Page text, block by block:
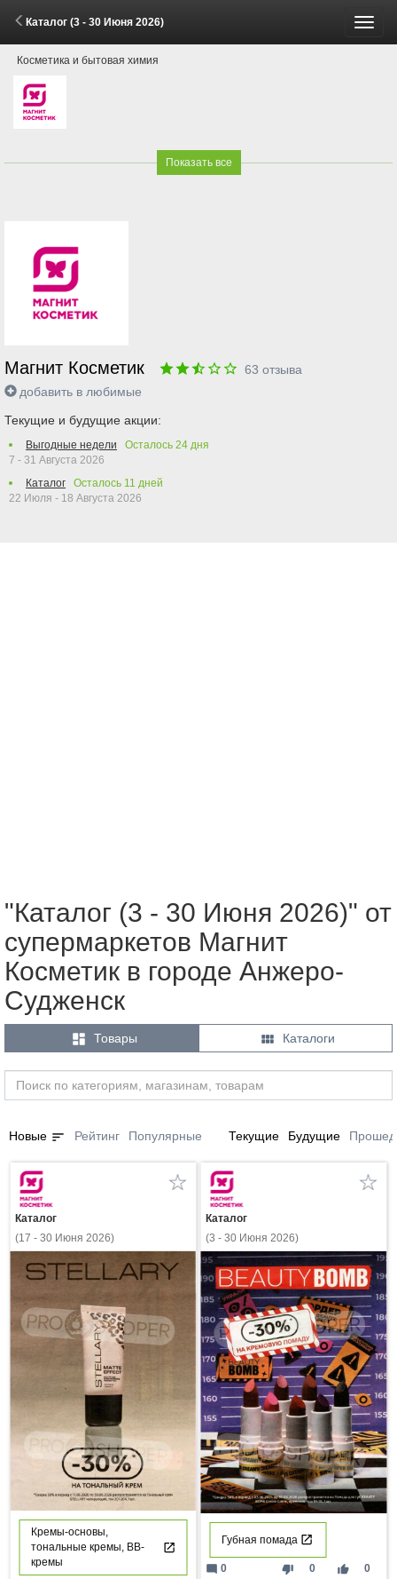
Каталог (3 - 30 Июня 2026)
Косметика и бытовая химия
Показать все
Магнит Косметик 63 отзыва
добавить в любимые
Текущие и будущие акции:
Выгодные недели Осталось 24 дня
7 - 31 Августа 2026
Каталог
Осталось 11 дней
22 Июля - 18 Августа 2026
"Каталог (3 - 30 Июня 2026)" от
супермаркетов Магнит
Косметик в городе Анжеро-
Судженск
 Товары  Каталоги
Новые sort Рейтинг Популярные Текущие Будущие
Каталог
(17 - 30 Июня 2026)
Кремы-основы,
тональные кремы, ВВ-
кремы
Каталог
(3 - 30 Июня 2026)
Губная помада
thumb_down 0 thumb_up 0
mode_comment 0